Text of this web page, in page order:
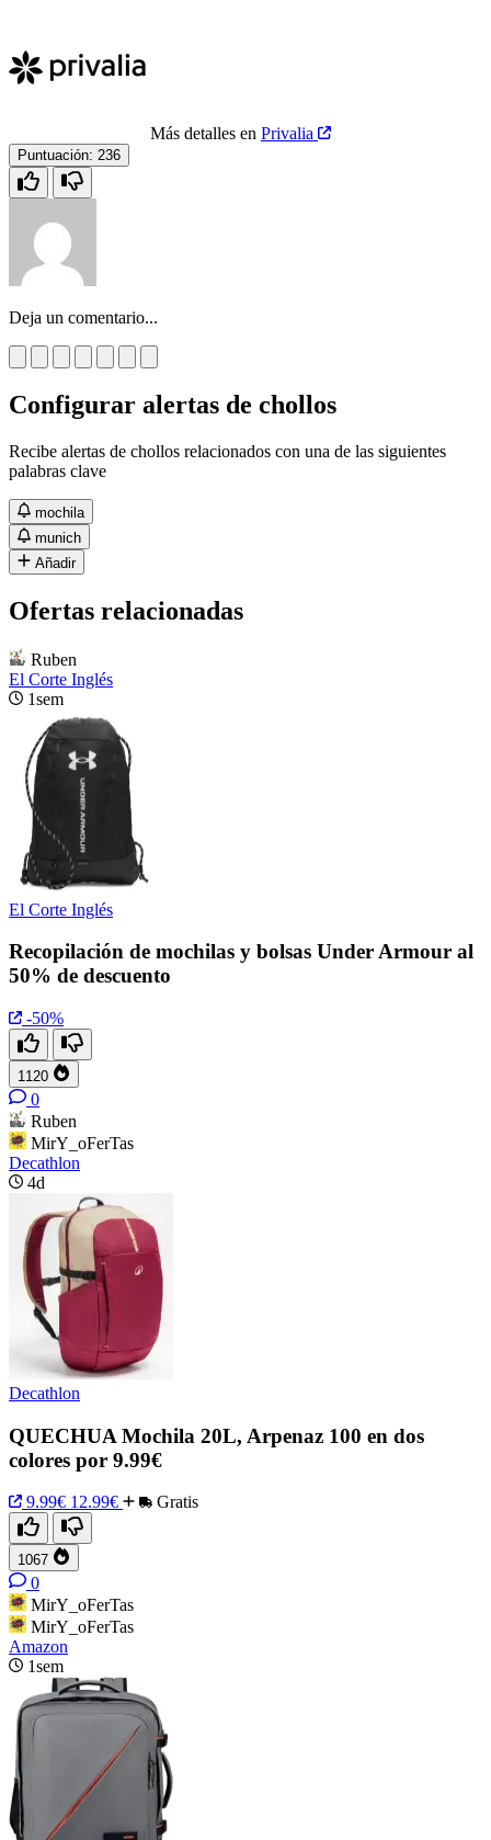
Más detalles en Privalia
Puntuación: 236
Deja un comentario...
Configurar alertas de chollos
Recibe alertas de chollos relacionados con una de las siguientes
palabras clave
mochila
munich
Añadir
Ofertas relacionadas
Ruben
El Corte Inglés
1sem
El Corte Inglés
Recopilación de mochilas y bolsas Under Armour al
50% de descuento
-50%
1120
0
Ruben
MirY_oFerTas
Decathlon
4d
Decathlon
QUECHUA Mochila 20L, Arpenaz 100 en dos
colores por 9.99€
9.99€ 12.99€ Gratis
1067
0
MirY_oFerTas
MirY_oFerTas
Amazon
1sem